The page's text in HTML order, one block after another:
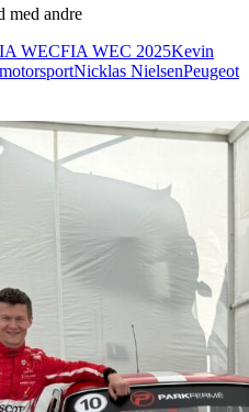
med andre
WECFIA WEC 2025Kevin
motorsportNicklas NielsenPeugeot